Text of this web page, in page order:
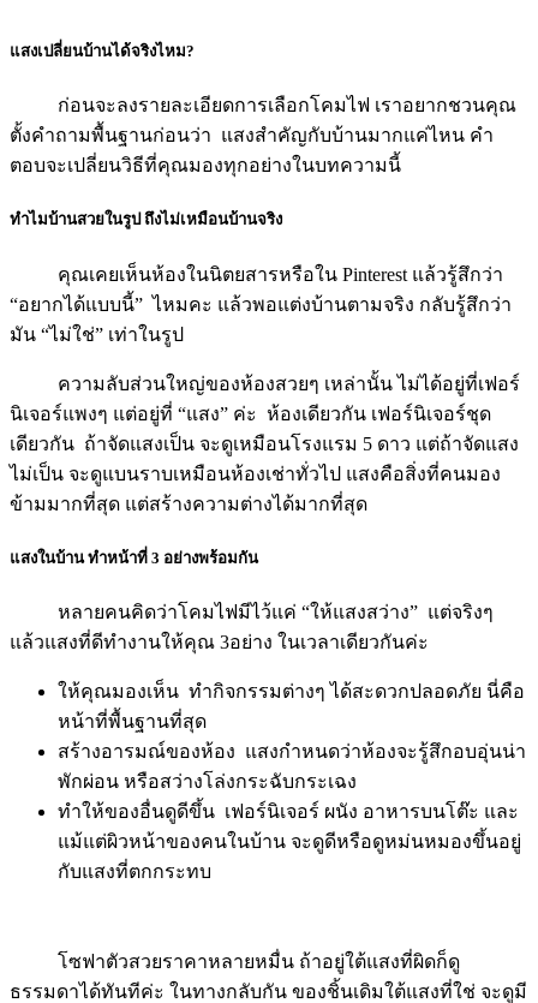
แสงเปลี่ยนบ้านได้จริงไหม?
ก่อนจะลงรายละเอียดการเลือกโคมไฟ เราอยากชวนคุณ
ตั้งคำถามพื้นฐานก่อนว่า แสงสำคัญกับบ้านมากแค่ไหน คำ
ตอบจะเปลี่ยนวิธีที่คุณมองทุกอย่างในบทความนี้
ทำไมบ้านสวยในรูป ถึงไม่เหมือนบ้านจริง
คุณเคยเห็นห้องในนิตยสารหรือใน Pinterest แล้วรู้สึกว่า
“อยากได้แบบนี้” ไหมคะ แล้วพอแต่งบ้านตามจริง กลับรู้สึกว่า
มัน “ไม่ใช่” เท่าในรูป
ความลับส่วนใหญ่ของห้องสวยๆ เหล่านั้น ไม่ได้อยู่ที่เฟอร์
นิเจอร์แพงๆ แต่อยู่ที่ “แสง” ค่ะ ห้องเดียวกัน เฟอร์นิเจอร์ชุด
เดียวกัน ถ้าจัดแสงเป็น จะดูเหมือนโรงแรม 5 ดาว แต่ถ้าจัดแสง
ไม่เป็น จะดูแบนราบเหมือนห้องเช่าทั่วไป แสงคือสิ่งที่คนมอง
ข้ามมากที่สุด แต่สร้างความต่างได้มากที่สุด
แสงในบ้าน ทำหน้าที่ 3 อย่างพร้อมกัน
หลายคนคิดว่าโคมไฟมีไว้แค่ “ให้แสงสว่าง” แต่จริงๆ
แล้วแสงที่ดีทำงานให้คุณ 3อย่าง ในเวลาเดียวกันค่ะ
ให้คุณมองเห็น ทำกิจกรรมต่างๆ ได้สะดวกปลอดภัย นี่คือ
หน้าที่พื้นฐานที่สุด
สร้างอารมณ์ของห้อง แสงกำหนดว่าห้องจะรู้สึกอบอุ่นน่า
พักผ่อน หรือสว่างโล่งกระฉับกระเฉง
ทำให้ของอื่นดูดีขึ้น เฟอร์นิเจอร์ ผนัง อาหารบนโต๊ะ และ
แม้แต่ผิวหน้าของคนในบ้าน จะดูดีหรือดูหม่นหมองขึ้นอยู่
กับแสงที่ตกกระทบ
โซฟาตัวสวยราคาหลายหมื่น ถ้าอยู่ใต้แสงที่ผิดก็ดู
ธรรมดาได้ทันทีค่ะ ในทางกลับกัน ของชิ้นเดิมใต้แสงที่ใช่ จะดูมี